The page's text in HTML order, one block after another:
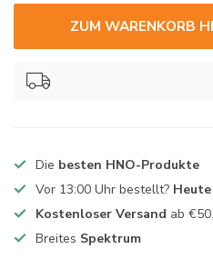
ZUM WARENKORB
Die besten HNO-Produkte
Vor 13:00 Uhr bestellt?
Kostenloser Versand ab
Breites Spektrum